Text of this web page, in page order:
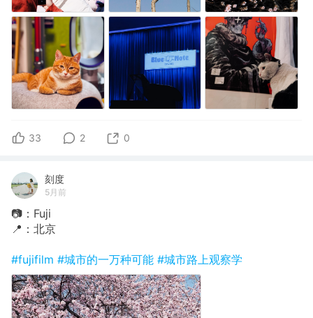
33 2 0
刻度
5月前
📷：Fuji
📍：北京
#fujifilm #城市的一万种可能 #城市路上观察学